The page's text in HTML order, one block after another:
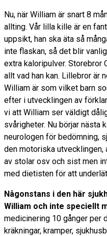
Nu, när William är snart 8
allting. Vår lilla kille är en
uppsikt, han ska äta så
inte flaskan, så det blir
extra kaloripulver. Storebror
allt vad han kan. Lillebror är
William är som vilket barn
efter i utvecklingen av
vi att William ser väldigt
svårigheter. Nu börjar nästa
neurologen för bedömning,
den motoriska
av stolar osv och sist men
med dietisten för att
Någonstans i den här
William och inte speciellt
medicinering 10 gånger per
kräkningar, kramper,